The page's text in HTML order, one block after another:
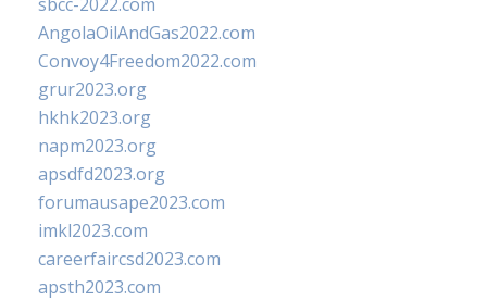
AngolaOilAndGas2022.com
Convoy4Freedom2022.com
grur2023.org
hkhk2023.org
napm2023.org
apsdfd2023.org
forumausape2023.com
imkl2023.com
careerfaircsd2023.com
apsth2023.com